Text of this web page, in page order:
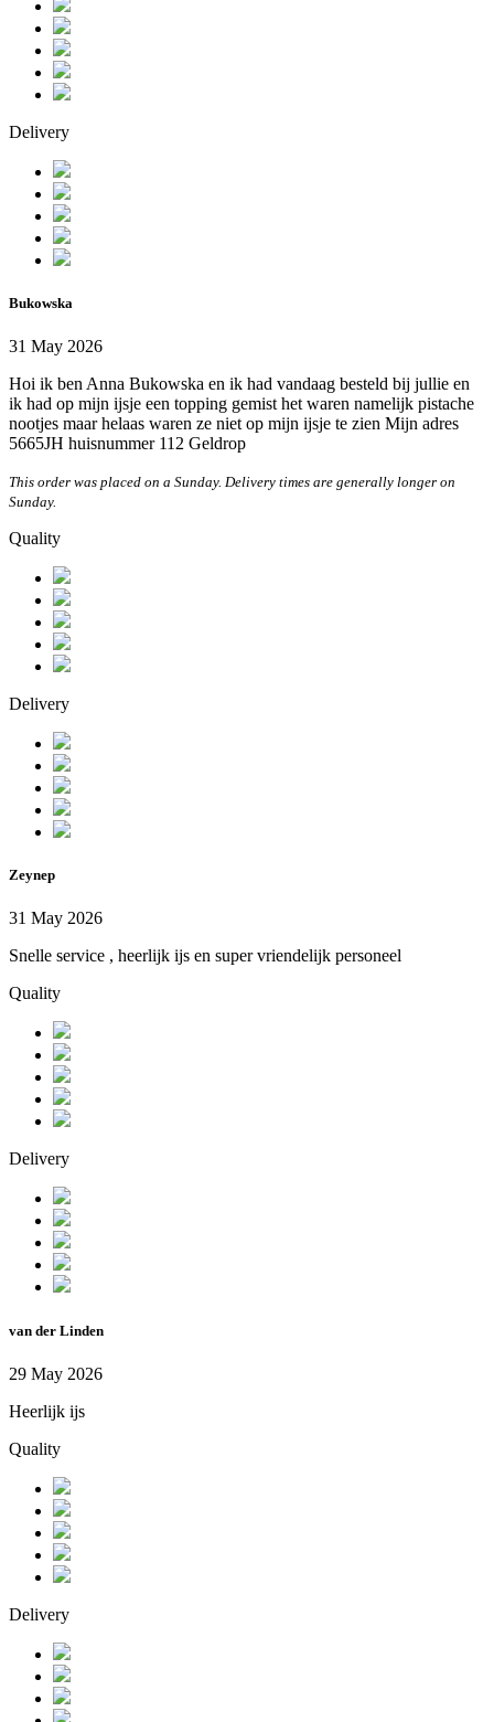
Delivery
Bukowska
31 May 2026
Hoi ik ben Anna Bukowska en ik had vandaag besteld bij jullie en
ik had op mijn ijsje een topping gemist het waren namelijk pistache
nootjes maar helaas waren ze niet op mijn ijsje te zien Mijn adres
5665JH huisnummer 112 Geldrop
This order was placed on a Sunday. Delivery times are generally longer on
Sunday.
Quality
Delivery
Zeynep
31 May 2026
Snelle service , heerlijk ijs en super vriendelijk personeel
Quality
Delivery
van der Linden
29 May 2026
Heerlijk ijs
Quality
Delivery